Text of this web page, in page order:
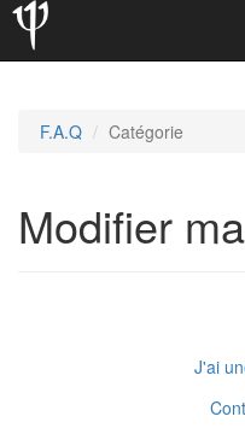
F.A.Q Catégorie
Modifier
J'ai